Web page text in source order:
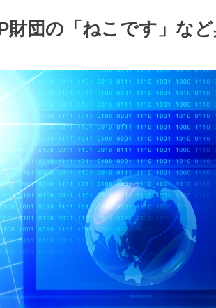
財団の「ねこです」な